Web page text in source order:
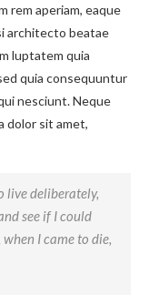
rem aperiam, eaque
architecto beatae
luptatem quia
quia consequuntur
nesciunt. Neque
dolor sit amet,
live deliberately,
see if I could
I came to die,